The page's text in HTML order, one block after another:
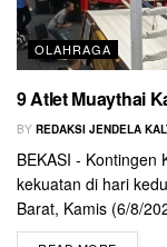
OLAHRAGA
9 Atlet Muaythai
BY REDAKSI JENDELA
BEKASI - Kontingen
kekuatan di hari
Barat, Kamis (6/8/